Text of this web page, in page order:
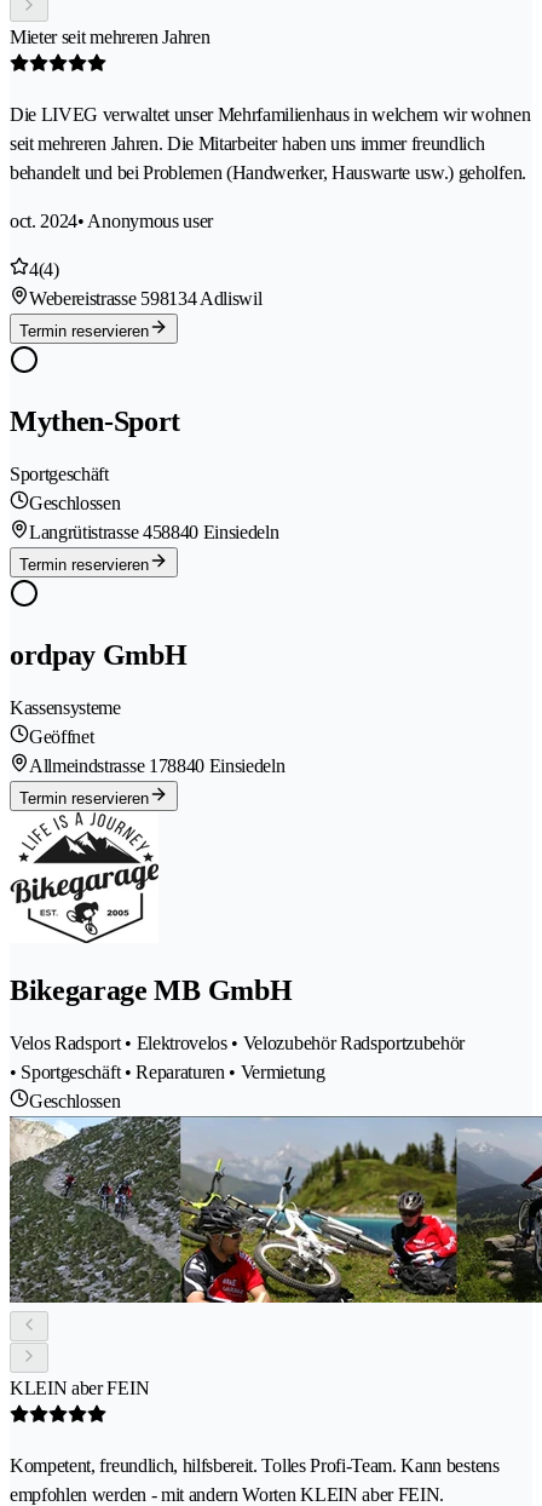
Mieter seit mehreren Jahren
Die LIVEG verwaltet unser Mehrfamilienhaus in welchem wir wohnen
seit mehreren Jahren. Die Mitarbeiter haben uns immer freundlich
behandelt und bei Problemen (Handwerker, Hauswarte usw.) geholfen.
oct. 2024• Anonymous user
4(4)
Webereistrasse 598134 Adliswil
Termin reservieren
Mythen-Sport
Sportgeschäft
Geschlossen
Langrütistrasse 458840 Einsiedeln
Termin reservieren
ordpay GmbH
Kassensysteme
Geöffnet
Allmeindstrasse 178840 Einsiedeln
Termin reservieren
Bikegarage MB GmbH
Velos Radsport • Elektrovelos • Velozubehör Radsportzubehör
• Sportgeschäft • Reparaturen • Vermietung
Geschlossen
KLEIN aber FEIN
Kompetent, freundlich, hilfsbereit. Tolles Profi-Team. Kann bestens
empfohlen werden - mit andern Worten KLEIN aber FEIN.